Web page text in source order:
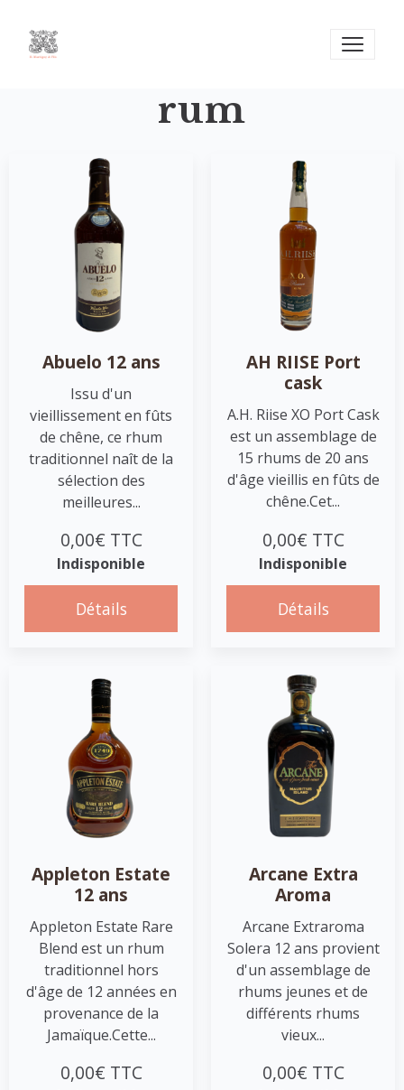
rum
Abuelo 12 ans
Issu d'un
vieillissement en fûts
de chêne, ce rhum
traditionnel naît de la
sélection des
meilleures...
0,00€ TTC
Indisponible
Détails
AH RIISE Port
cask
A.H. Riise XO Port Cask
est un assemblage de
15 rhums de 20 ans
d'âge vieillis en fûts de
chêne.Cet...
0,00€ TTC
Indisponible
Détails
Appleton Estate
12 ans
Appleton Estate Rare
Blend est un rhum
traditionnel hors
d'âge de 12 années en
provenance de la
Jamaïque.Cette...
0,00€ TTC
Arcane Extra
Aroma
Arcane Extraroma
Solera 12 ans provient
d'un assemblage de
rhums jeunes et de
différents rhums
vieux...
0,00€ TTC